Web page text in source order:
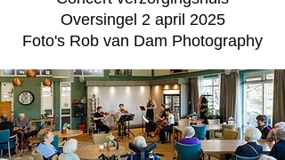
Oversingel 2 april 2025
Foto's Rob van Dam Photography